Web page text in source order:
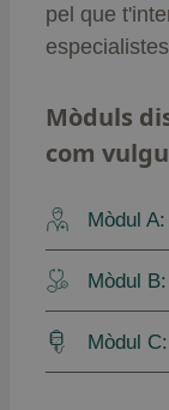
pel que
Mòduls
com
Mòdul
Mòdul
Mòdul